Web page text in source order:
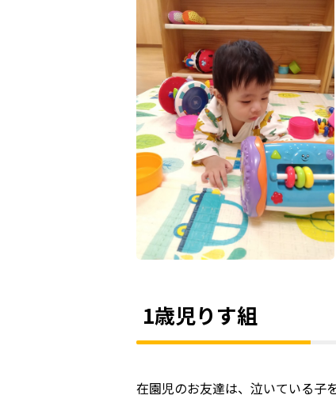
1歳児りす組
在園児のお友達は、泣いている子